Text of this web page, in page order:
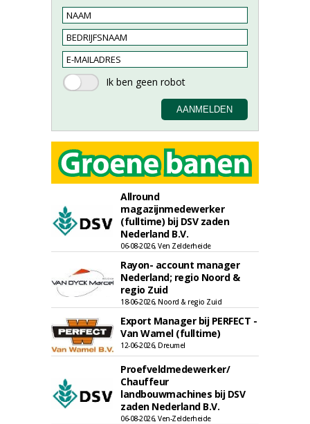
Allround
magazijnmedewerker
(fulltime) bij DSV zaden
Nederland B.V.
06-08-2026, Ven Zelderheide
Rayon- account manager
Nederland; regio Noord &
regio Zuid
18-06-2026, Noord & regio Zuid
Export Manager bij PERFECT -
Van Wamel (fulltime)
12-06-2026, Dreumel
Proefveldmedewerker/
Chauffeur
landbouwmachines bij DSV
zaden Nederland B.V.
06-08-2026, Ven-Zelderheide